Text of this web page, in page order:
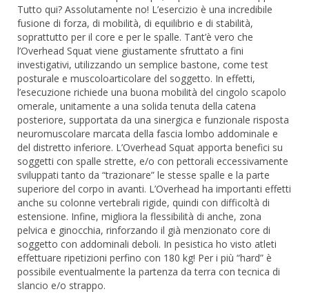
Tutto qui? Assolutamente no! L’esercizio è una incredibile
fusione di forza, di mobilità, di equilibrio e di stabilità,
soprattutto per il core e per le spalle. Tant’è vero che
l’Overhead Squat viene giustamente sfruttato a fini
investigativi, utilizzando un semplice bastone, come test
posturale e muscoloarticolare del soggetto. In effetti,
l’esecuzione richiede una buona mobilità del cingolo scapolo
omerale, unitamente a una solida tenuta della catena
posteriore, supportata da una sinergica e funzionale risposta
neuromuscolare marcata della fascia lombo addominale e
del distretto inferiore. L’Overhead Squat apporta benefici su
soggetti con spalle strette, e/o con pettorali eccessivamente
sviluppati tanto da “trazionare” le stesse spalle e la parte
superiore del corpo in avanti. L’Overhead ha importanti effetti
anche su colonne vertebrali rigide, quindi con difficoltà di
estensione. Infine, migliora la flessibilità di anche, zona
pelvica e ginocchia, rinforzando il già menzionato core di
soggetto con addominali deboli. In pesistica ho visto atleti
effettuare ripetizioni perfino con 180 kg! Per i più “hard” è
possibile eventualmente la partenza da terra con tecnica di
slancio e/o strappo.